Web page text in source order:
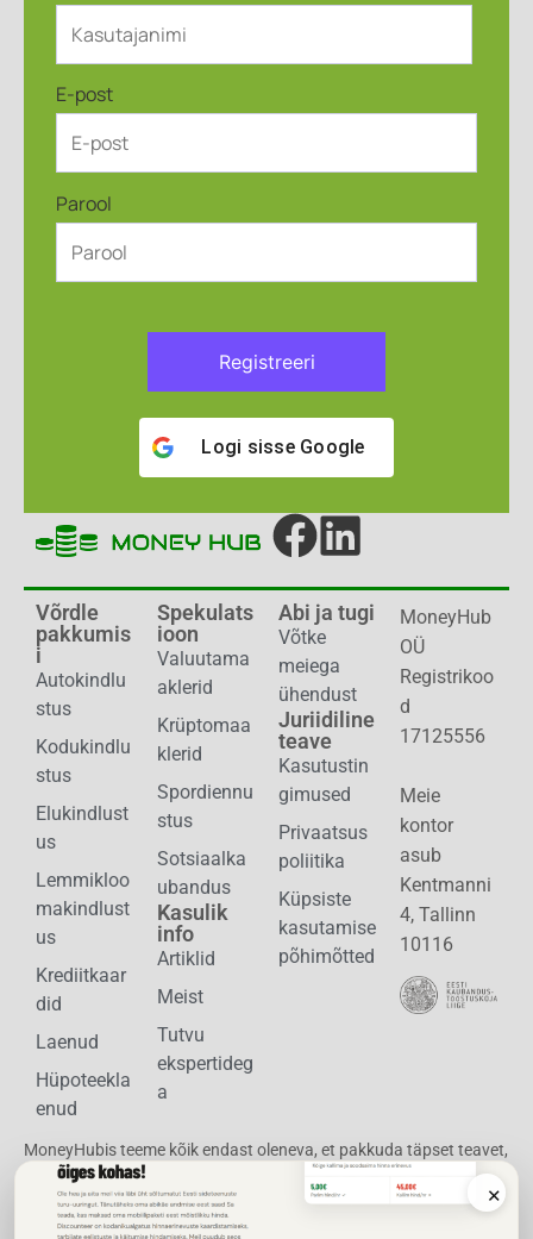
E-post
Parool
Registreeri
Logi sisse Google
Võrdle
pakkumis
i
Autokindlu
stus
Kodukindlu
stus
Elukindlust
us
Lemmikloo
makindlust
us
Krediitkaar
did
Laenud
Hüpoteekla
enud
Spekulats
ioon
Valuutama
aklerid
Krüptomaa
klerid
Spordiennu
stus
Sotsiaalka
ubandus
Kasulik
info
Artiklid
Meist
Tutvu
ekspertideg
a
Abi ja tugi
Võtke
meiega
ühendust
Juriidiline
teave
Kasutustin
gimused
Privaatsus
poliitika
Küpsiste
kasutamise
põhimõtted
MoneyHub
OÜ
Registrikoo
d
17125556
Meie
kontor
asub
Kentmanni
4, Tallinn
10116
MoneyHubis teeme kõik endast oleneva, et pakkuda täpset teavet,
et Sa saaksid teha mõistlikke raha puudutavaid otsuseid. Pakume
selle jaoks erinevaid turu-uuringuid, mis põhinevad nimistutel,
×